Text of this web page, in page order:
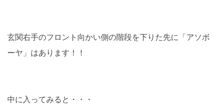
玄関右手のフロント向かい側の階段を下りた先に「アソボ
ーヤ」はあります！！
中に入ってみると・・・